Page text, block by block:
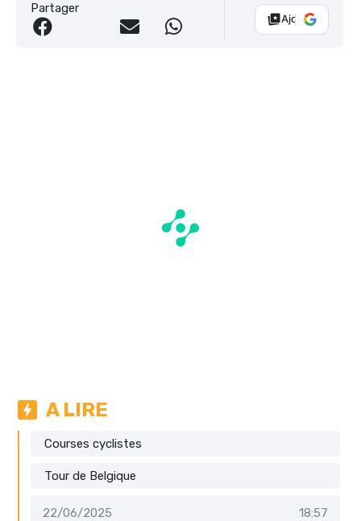
Partager
Ajouter Vélo
A LIRE
Courses cyclistes
Tour de Belgique
22/06/2025
18:57